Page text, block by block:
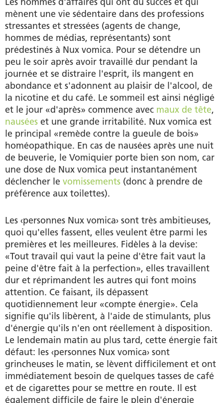
mènent une vie sédentaire dans des professions
stressantes et stressées (agents de change,
hommes de médias, représentants) sont
prédestinés à Nux vomica. Pour se détendre un
peu le soir après avoir travaillé dur pendant la
journée et se distraire l'esprit, ils mangent en
abondance et s'adonnent au plaisir de l'alcool, de
la nicotine et du café. Le sommeil est ainsi négligé
et le jour «d'après» commence avec maux de tête,
nausées et une grande irritabilité. Nux vomica est
le principal «remède contre la gueule de bois»
homéopathique. En cas de nausées après une nuit
de beuverie, le Vomiquier porte bien son nom, car
une dose de Nux vomica peut instantanément
déclencher le vomissements (donc à prendre de
préférence aux toilettes).
Les ‹personnes Nux vomica› sont très ambitieuses,
quoi qu'elles fassent, elles veulent être parmi les
premières et les meilleures. Fidèles à la devise:
«Tout travail qui vaut la peine d'être fait vaut la
peine d'être fait à la perfection», elles travaillent
dur et réprimandent les autres qui font moins
attention. Ce faisant, ils dépassent
quotidiennement leur «compte énergie». Cela
signifie qu'ils libèrent, à l'aide de stimulants, plus
d'énergie qu'ils n'en ont réellement à disposition.
Le lendemain matin au plus tard, cette énergie fait
défaut: les ‹personnes Nux vomica› sont
grincheuses le matin, se lèvent difficilement et ont
immédiatement besoin de quelques tasses de café
et de cigarettes pour se mettre en route. Il est
également difficile de faire le plein d'énergie